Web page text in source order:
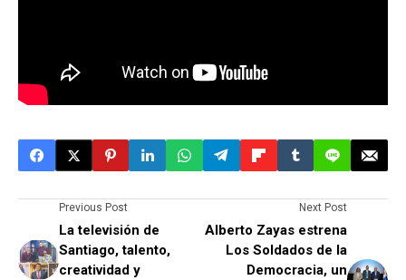
Previous Post
La televisión de
Santiago, talento,
creatividad y
Next Post
Alberto Zayas estrena
Los Soldados de la
Democracia, un